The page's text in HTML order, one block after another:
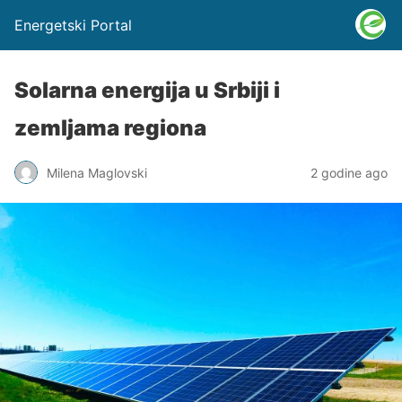
Energetski Portal
Solarna energija u Srbiji i
zemljama regiona
Milena Maglovski 2 godine ago